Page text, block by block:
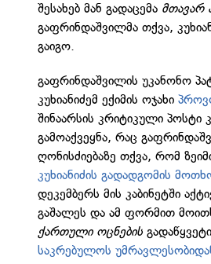
შესახებ მან გადაცემა მთავარ
გაფრინდაშვილმა თქვა,
გაიგო.
გაფრინდაშვილის უკანონო
კუხიანიძემ ექიმის ოჯახი
შინაარსის კრიტიკული პოსტი
გამოაქვეყნა, რაც
ღონისძიებაზე თქვა, რომ
კუხიანიძის გადადგომის
დეკემბერს მის კაბინეტში
გაშალეს და ამ ფორმით
ქართული ოცნების
საკრებულოს